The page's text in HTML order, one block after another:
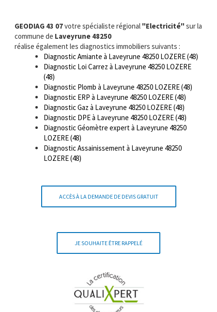
GEODIAG 43 07votre spécialiste régional "Electricité" sur la
commune de Laveyrune 48250
réalise également les diagnostics immobiliers suivants :
Diagnostic Amiante à Laveyrune 48250 LOZERE (48)
Diagnostic Loi Carrez à Laveyrune 48250 LOZERE
(48)
Diagnostic Plomb à Laveyrune 48250 LOZERE (48)
Diagnostic ERP à Laveyrune 48250 LOZERE (48)
Diagnostic Gaz à Laveyrune 48250 LOZERE (48)
Diagnostic DPE à Laveyrune 48250 LOZERE (48)
Diagnostic Géomètre expert à Laveyrune 48250
LOZERE (48)
Diagnostic Assainissement à Laveyrune 48250
LOZERE (48)
ACCÈS À LA DEMANDE DE DEVIS GRATUIT
JE SOUHAITE ÊTRE RAPPELÉ